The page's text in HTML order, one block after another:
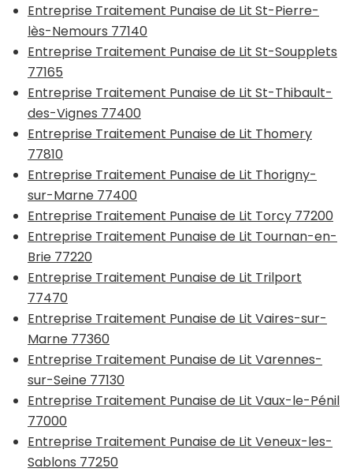
Entreprise Traitement Punaise de Lit St-Pierre-
lès-Nemours 77140
Entreprise Traitement Punaise de Lit St-Soupplets
77165
Entreprise Traitement Punaise de Lit St-Thibault-
des-Vignes 77400
Entreprise Traitement Punaise de Lit Thomery
77810
Entreprise Traitement Punaise de Lit Thorigny-
sur-Marne 77400
Entreprise Traitement Punaise de Lit Torcy 77200
Entreprise Traitement Punaise de Lit Tournan-en-
Brie 77220
Entreprise Traitement Punaise de Lit Trilport
77470
Entreprise Traitement Punaise de Lit Vaires-sur-
Marne 77360
Entreprise Traitement Punaise de Lit Varennes-
sur-Seine 77130
Entreprise Traitement Punaise de Lit Vaux-le-Pénil
77000
Entreprise Traitement Punaise de Lit Veneux-les-
Sablons 77250